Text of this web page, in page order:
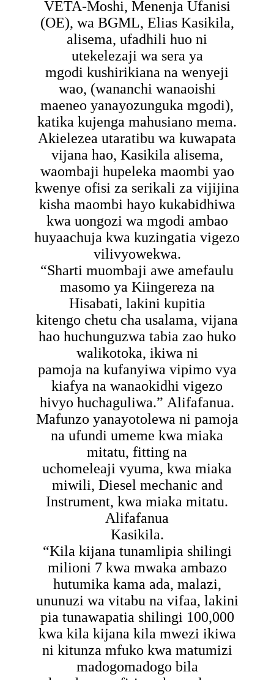
VETA-Moshi, Menenja Ufanisi
(OE), wa BGML, Elias Kasikila,
alisema, ufadhili huo ni
utekelezaji wa sera ya
mgodi kushirikiana na wenyeji
wao, (wananchi wanaoishi
maeneo yanayozunguka mgodi),
katika kujenga mahusiano mema.
Akielezea utaratibu wa kuwapata
vijana hao, Kasikila alisema,
waombaji hupeleka maombi yao
kwenye ofisi za serikali za vijijina
kisha maombi hayo kukabidhiwa
kwa uongozi wa mgodi ambao
huyaachuja kwa kuzingatia vigezo
vilivyowekwa.
“Sharti muombaji awe amefaulu
masomo ya Kiingereza na
Hisabati, lakini kupitia
kitengo chetu cha usalama, vijana
hao huchunguzwa tabia zao huko
walikotoka, ikiwa ni
pamoja na kufanyiwa vipimo vya
kiafya na wanaokidhi vigezo
hivyo huchaguliwa.” Alifafanua.
Mafunzo yanayotolewa ni pamoja
na ufundi umeme kwa miaka
mitatu, fitting na
uchomeleaji vyuma, kwa miaka
miwili, Diesel mechanic and
Instrument, kwa miaka mitatu.
Alifafanua
Kasikila.
“Kila kijana tunamlipia shilingi
milioni 7 kwa mwaka ambazo
hutumika kama ada, malazi,
ununuzi wa vitabu na vifaa, lakini
pia tunawapatia shilingi 100,000
kwa kila kijana kila mwezi ikiwa
ni kitunza mfuko kwa matumizi
madogomadogo bila